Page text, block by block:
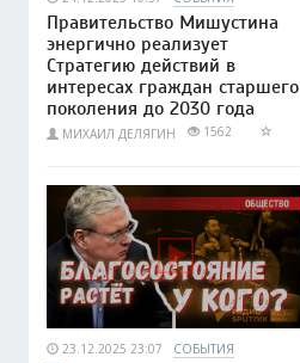
Правительство Мишустина
энергично реализует
Стратегию действий в
интересах граждан старшего
поколения до 2030 года
МИХАИЛ ДЕЛЯГИН 1562
23.12.2025 23:07 СОБЫТИЯ